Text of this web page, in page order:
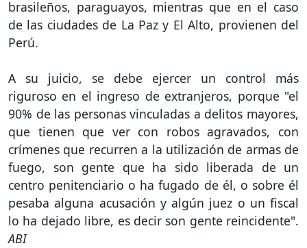
brasileños, paraguayos, mientras que en el caso
de las ciudades de La Paz y El Alto, provienen del
Perú.
A su juicio, se debe ejercer un control más
riguroso en el ingreso de extranjeros, porque "el
90% de las personas vinculadas a delitos mayores,
que tienen que ver con robos agravados, con
crímenes que recurren a la utilización de armas de
fuego, son gente que ha sido liberada de un
centro penitenciario o ha fugado de él, o sobre él
pesaba alguna acusación y algún juez o un fiscal
lo ha dejado libre, es decir son gente reincidente".
ABI